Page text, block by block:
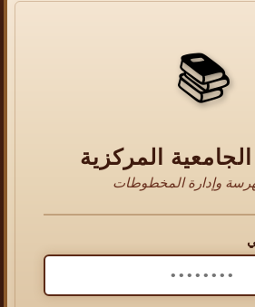
📚
الجامعية المركزية
وإدارة المخطوطات